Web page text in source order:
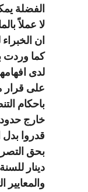
الفضلة
ان
لدى
على قرار
باحكام
خارج حدود
قدروا
دينار
والمعايير